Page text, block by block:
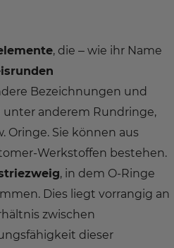
, die – wie ihr Name
Bezeichnungen und
unter anderem Rundringe,
Oringe. Sie können aus
Werkstoffen bestehen.
, in dem O-Ringe
Dies liegt vorrangig an
zwischen
dieser